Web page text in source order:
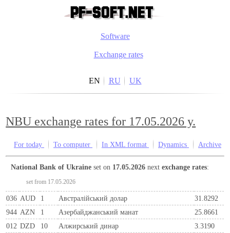
Software
Exchange rates
EN RU UK
NBU exchange rates for 17.05.2026 y.
For today To computer In XML format Dynamics Archive
National Bank of Ukraine set on 17.05.2026 nextexchange rates:
set from 17.05.2026
036 AUD 1 Австралійський долар
31.8292
944 AZN 1 Азербайджанський манат
25.8661
012 DZD 10 Алжирський динар
3.3190